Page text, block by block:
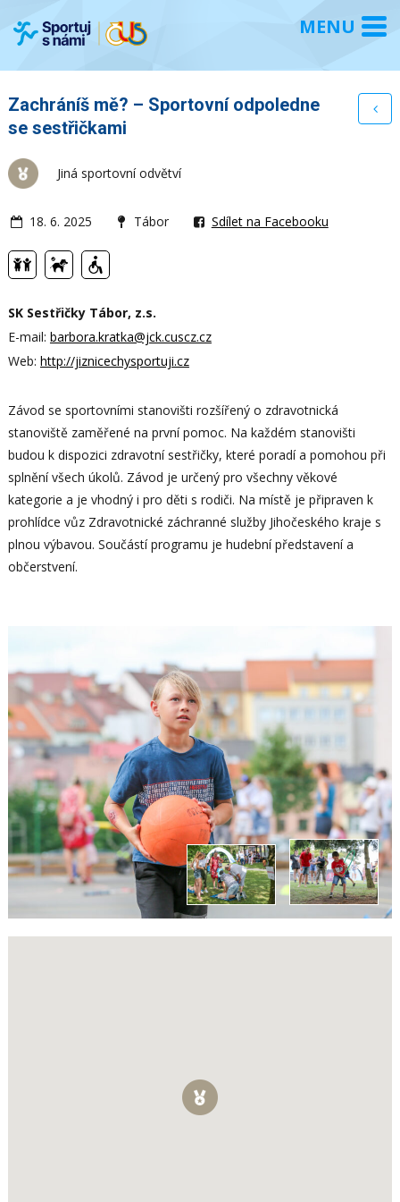
Zachráníš mě? – Sportovní odpoledne
se sestřičkami
Jiná sportovní odvětví
18. 6. 2025 Tábor Sdílet na Facebooku
SK Sestřičky Tábor, z.s.
E-mail: barbora.kratka@jck.cuscz.cz
Web: http://jiznicechysportuji.cz
Závod se sportovními stanovišti rozšířený o zdravotnická
stanoviště zaměřené na první pomoc. Na každém stanovišti
budou k dispozici zdravotní sestřičky, které poradí a pomohou při
splnění všech úkolů. Závod je určený pro všechny věkové
kategorie a je vhodný i pro děti s rodiči. Na místě je připraven k
prohlídce vůz Zdravotnické záchranné služby Jihočeského kraje s
plnou výbavou. Součástí programu je hudební představení a
občerstvení.